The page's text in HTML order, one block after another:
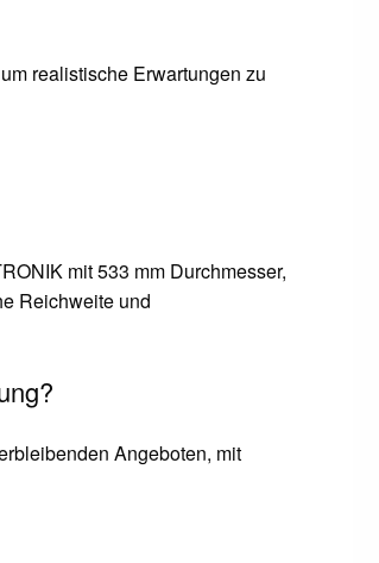
realistische Erwartungen zu
mit 533 mm Durchmesser,
Reichweite und
Angeboten, mit